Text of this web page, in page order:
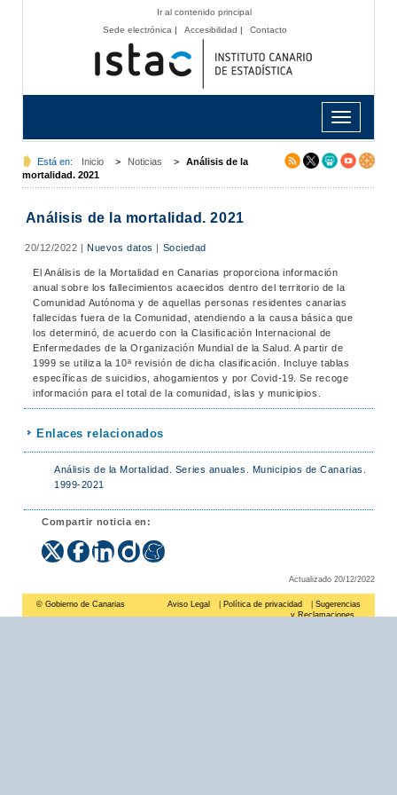
Ir al contenido principal
Sede electrónica | Accesibilidad | Contacto
Toggle
navigation
Está en: Inicio > Noticias >
Análisis de la
mortalidad. 2021
Análisis de la mortalidad. 2021
20/12/2022 |Nuevos datos | Sociedad
El Análisis de la Mortalidad en Canarias proporciona información
anual sobre los fallecimientos acaecidos dentro del territorio de la
Comunidad Autónoma y de aquellas personas residentes canarias
fallecidas fuera de la Comunidad, atendiendo a la causa básica que
los determinó, de acuerdo con la Clasificación Internacional de
Enfermedades de la Organización Mundial de la Salud. A partir de
1999 se utiliza la 10ª revisión de dicha clasificación. Incluye tablas
específicas de suicidios, ahogamientos y por Covid-19. Se recoge
información para el total de la comunidad, islas y municipios.
Enlaces relacionados
Análisis de la Mortalidad. Series anuales. Municipios de Canarias.
1999-2021
Compartir noticia en:
Actualizado 20/12/2022
© Gobierno de Canarias Aviso Legal Política de privacidad
Sugerencias
y Reclamaciones